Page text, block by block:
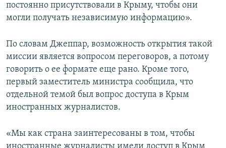
постоянно присутствовали в Крыму, чтобы они
могли получать независимую информацию».
По словам Джеппар, возможность открытия такой
миссии является вопросом переговоров, а потому
говорить о ее формате еще рано. Кроме того,
первый заместитель министра сообщила, что
отдельной темой был вопрос доступа в Крым
иностранных журналистов.
«Мы как страна заинтересованы в том, чтобы